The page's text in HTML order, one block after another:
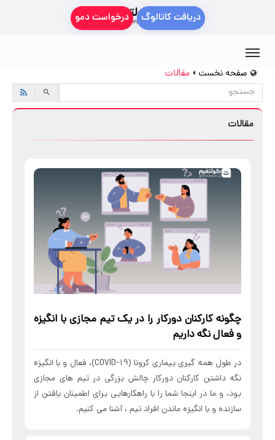
دریافت کاتالوگ درخواست دمو
صفحه نخست مقالات
مقالات
چگونه کارکنان دورکار را در یک تیم مجازی با انگیزه
و فعال نگه داریم
در طول همه گیری بیماری کرونا (COVID-19)، فعال و با انگیزه
نگه داشتن کارکنان دورکار چالش بزرگی در تیم های مجازی
بود، و ما در اینجا شما را با راهکارهایی برای اطمینان یافتن از
سازنده و با انگیزه ماندن افراد تیم ، آشنا می کنیم.